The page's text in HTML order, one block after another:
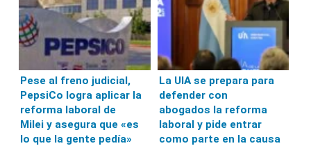
Pese al freno judicial,
PepsiCo logra aplicar la
reforma laboral de
Milei y asegura que «es
lo que la gente pedía»
La UIA se prepara para
defender con
abogados la reforma
laboral y pide entrar
como parte en la causa